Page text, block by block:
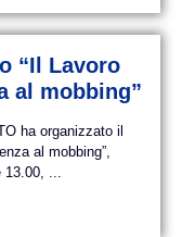
“Il Lavoro
al mobbing”
ha organizzato il
al mobbing”,
...